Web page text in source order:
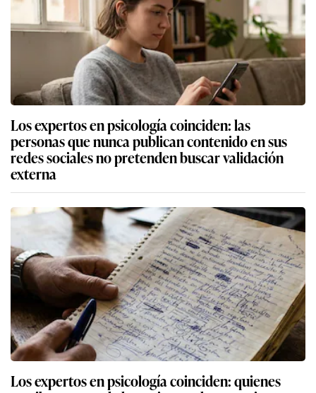
Los expertos en psicología coinciden: las
personas que nunca publican contenido en sus
redes sociales no pretenden buscar validación
externa
Los expertos en psicología coinciden: quienes